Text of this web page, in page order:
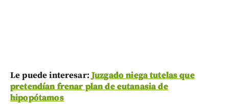
Le puede interesar:Juzgado niega tutelas que
pretendían frenar plan de eutanasia de
hipopótamos